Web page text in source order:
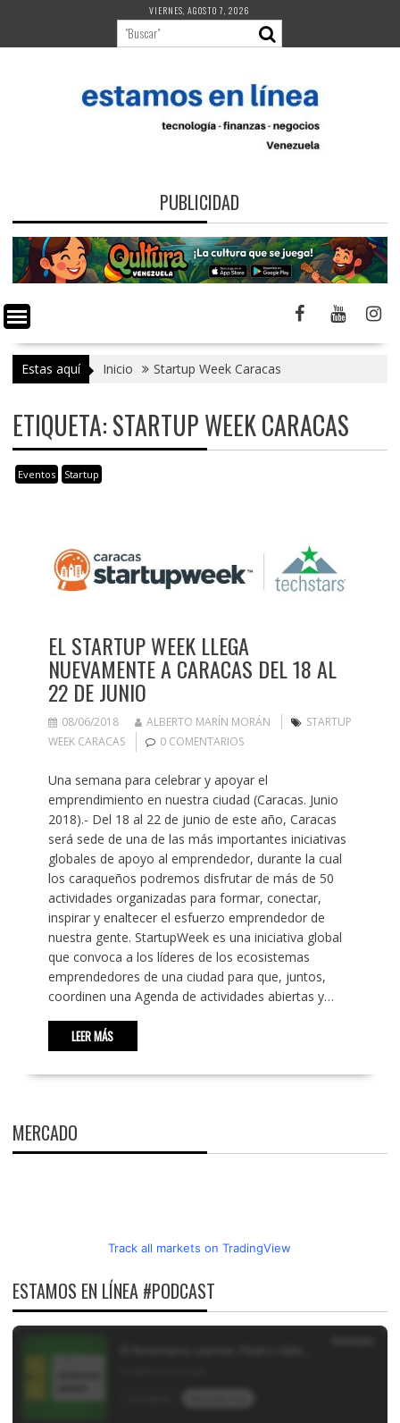
contenido
VIERNES, AGOSTO 7, 2026
PUBLICIDAD
Estas aquí Inicio Startup Week Caracas
ETIQUETA:STARTUP WEEK CARACAS
Eventos Startup
EL STARTUP WEEK LLEGA
NUEVAMENTE A CARACAS DEL 18 AL
22 DE JUNIO
08/06/2018 ALBERTO MARÍN MORÁN
STARTUP
WEEK CARACAS
0 COMENTARIOS
Una semana para celebrar y apoyar el
emprendimiento en nuestra ciudad (Caracas. Junio
2018).- Del 18 al 22 de junio de este año, Caracas
será sede de una de las más importantes iniciativas
globales de apoyo al emprendedor, durante la cual
los caraqueños podremos disfrutar de más de 50
actividades organizadas para formar, conectar,
inspirar y enaltecer el esfuerzo emprendedor de
nuestra gente. StartupWeek es una iniciativa global
que convoca a los líderes de los ecosistemas
emprendedores de una ciudad para que, juntos,
coordinen una Agenda de actividades abiertas y…
LEER MÁS
MERCADO
Track all markets on TradingView
ESTAMOS EN LÍNEA #PODCAST